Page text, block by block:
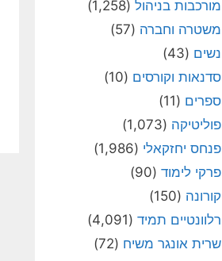
מורכבות בניהול (1,258)
משטרה וחברה (57)
נשים (43)
סדנאות וקורסים (10)
ספרים (11)
פוליטיקה (1,073)
פנחס יחזקאלי (1,986)
פרקי לימוד (90)
קורונה (150)
רלוונטיים תמיד (4,091)
שרית אונגר משיח (72)